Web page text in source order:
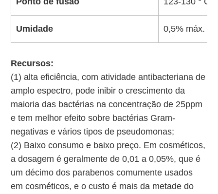
Umidade 0,5% máx.
Recursos:
(1) alta eficiência, com atividade antibacteriana de
amplo espectro, pode inibir o crescimento da
maioria das bactérias na concentração de 25ppm
e tem melhor efeito sobre bactérias Gram-
negativas e vários tipos de pseudomonas;
(2) Baixo consumo e baixo preço. Em cosméticos,
a dosagem é geralmente de 0,01 a 0,05%, que é
um décimo dos parabenos comumente usados ​​
em cosméticos, e o custo é mais da metade do